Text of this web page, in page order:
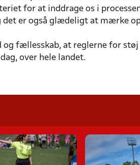
for at inddrage os i
det er også glædeligt at mærke
og fællesskab, at reglerne for
over hele landet.